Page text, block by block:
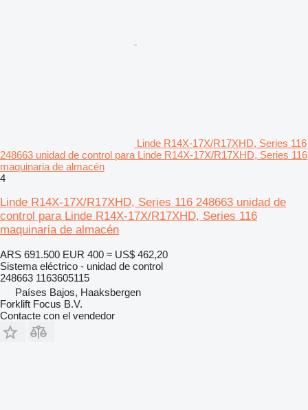
Linde R14X-17X/R17XHD, Series 116
248663 unidad de control para Linde R14X-17X/R17XHD, Series 116
maquinaria de almacén
4
Linde R14X-17X/R17XHD, Series 116 248663 unidad de
control para Linde R14X-17X/R17XHD, Series 116
maquinaria de almacén
ARS 691.500 EUR 400 ≈ US$ 462,20
Sistema eléctrico - unidad de control
248663 1163605115
Países Bajos, Haaksbergen
Forklift Focus B.V.
Contacte con el vendedor